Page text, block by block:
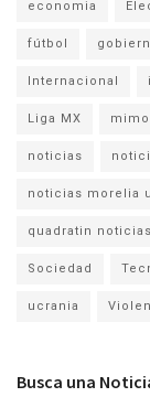
economia
fútbol
Internacional
Liga MX
noticias
noticias morelia
quadratin noticias
Sociedad
ucrania
Busca una